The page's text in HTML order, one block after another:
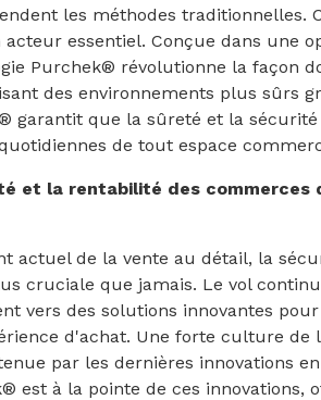
les méthodes traditionnelles.
essentiel. Conçue dans une
Purchek® révolutionne la façon
des environnements plus sûrs
garantit que la sûreté et la
de tout espace
et la rentabilité des commerces
actuel de la vente au détail, la
cruciale que jamais. Le vol
vers des solutions innovantes
d'achat. Une forte culture de
par les dernières innovations
est à la pointe de ces innovations,